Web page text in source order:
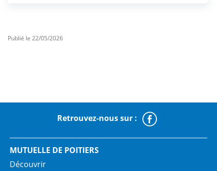
Publié le 22/05/2026
Retrouvez-nous sur :
MUTUELLE DE POITIERS
Découvrir